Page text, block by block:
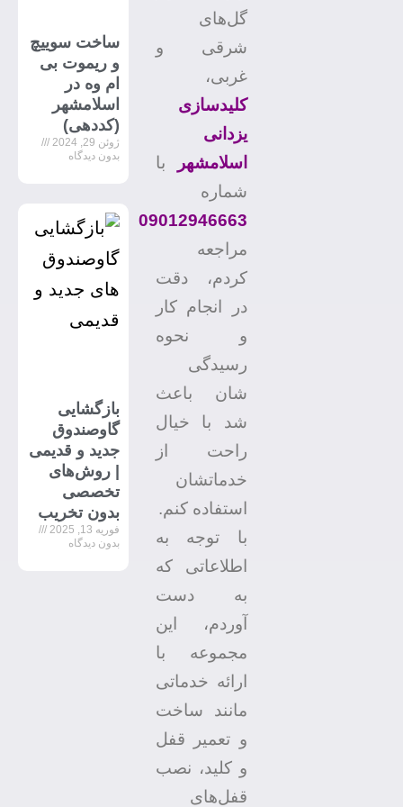
گل‌های
شرقی و
غربی،
کلیدسازی
یزدانی
اسلامشهربا
شماره
09012946663
مراجعه
کردم، دقت
در انجام کار
و نحوه
رسیدگی
شان باعث
شد با خیال
راحت از
خدماتشان
استفاده کنم.
با توجه به
اطلاعاتی که
به دست
آوردم، این
مجموعه با
ارائه خدماتی
مانند ساخت
و تعمیر قفل
و کلید، نصب
قفل‌های
ساخت سوییچ
و ریموت بی
ام وه در
اسلامشهر
(کددهی)
ژوئن 29, 2024
بدون دیدگاه
بازگشایی
گاوصندوق
جدید و قدیمی
| روش‌های
تخصصی
بدون تخریب
فوریه 13, 2025
بدون دیدگاه